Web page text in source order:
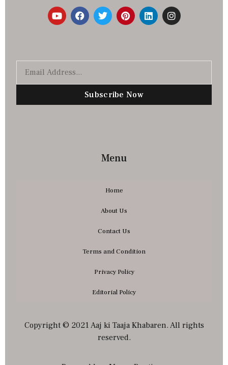
Subscribe Now
Menu
Home
About Us
Contact Us
Terms and Condition
Privacy Policy
Editorial Policy
Copyright © 2021 Aaj ki Taaja Khabaren. All rights
reserved.